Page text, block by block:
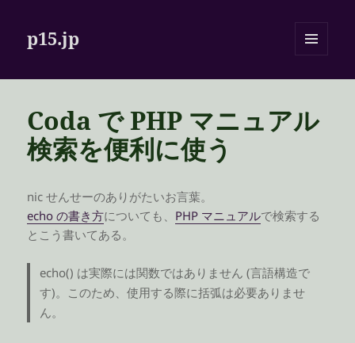
p15.jp
ーとウ
Coda で PHP マニュアル
検索を便利に使う
nic せんせーのありがたいお言葉。
echo の書き方についても、 PHP マニュアルで検索する
とこう書いてある。
echo() は実際には関数ではありません (言語構造で
す)。このため、使用する際に括弧は必要ありませ
ん。